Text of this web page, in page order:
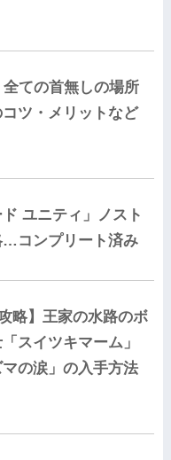
全ての首無しの場所
ツ・メリットなど
ド ユニティ」ノスト
…コンプリート済み
略】王家の水路のボ
スイツキマーム」
の涙」の入手方法